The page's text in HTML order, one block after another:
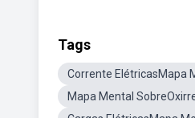
Tags
Corrente ElétricasMapa
Mapa Mental